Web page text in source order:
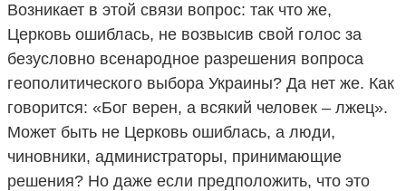
Возникает в этой связи вопрос: так что же,
Церковь ошиблась, не возвысив свой голос за
безусловно всенародное разрешения вопроса
геополитического выбора Украины? Да нет же. Как
говорится: «Бог верен, а всякий человек – лжец».
Может быть не Церковь ошиблась, а люди,
чиновники, администраторы, принимающие
решения? Но даже если предположить, что это